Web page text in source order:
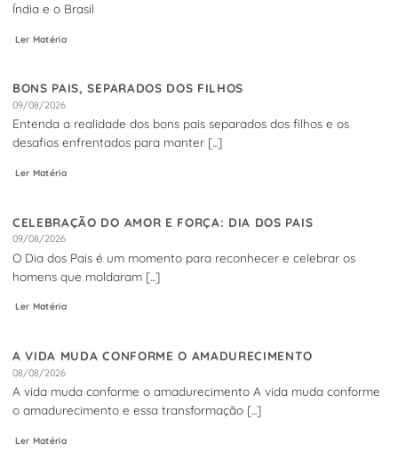
Índia e o Brasil
Ler Matéria
BONS PAIS, SEPARADOS DOS FILHOS
09/08/2026
Entenda a realidade dos bons pais separados dos filhos e os
desafios enfrentados para manter [...]
Ler Matéria
CELEBRAÇÃO DO AMOR E FORÇA: DIA DOS PAIS
09/08/2026
O Dia dos Pais é um momento para reconhecer e celebrar os
homens que moldaram [...]
Ler Matéria
A VIDA MUDA CONFORME O AMADURECIMENTO
08/08/2026
A vida muda conforme o amadurecimento A vida muda conforme
o amadurecimento e essa transformação [...]
Ler Matéria